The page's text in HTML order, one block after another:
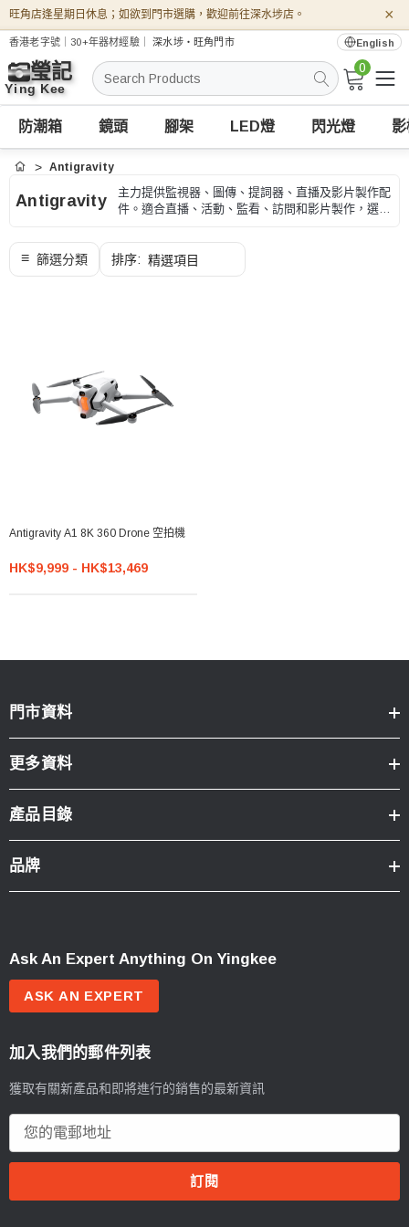
旺角店逢星期日休息；如欲到門市選購，歡迎前往深水埗店。 ×
香港老字號｜30+年器材經驗｜深水埗・旺角門市 English
搜
索
0
防潮箱 鏡頭 腳架 LED燈 閃光燈
首頁 Antigravity
Antigravity
主力提供監視器、圖傳、提詞器、直播及影片製作配
件。適合直播、活動、監看、訪問和影片製作，選購
核對。
Antigravity A1 8K 360 Drone 空拍機
HK$9,999 - HK$13,469
門市資料
更多資料
產品目錄
品牌
Ask An Expert Anything On Yingkee
ASK AN EXPERT
加入我們的郵件列表
獲取有關新產品和即將進行的銷售的最新資訊
郵